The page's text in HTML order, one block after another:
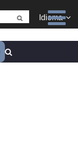
Idioma